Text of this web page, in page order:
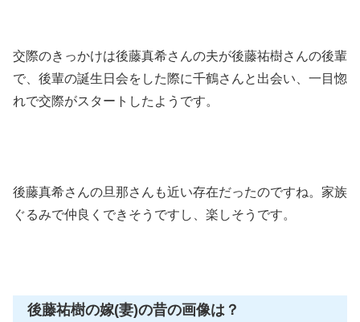
交際のきっかけは後藤真希さんの夫が後藤祐樹さんの後輩
で、後輩の誕生日会をした際に千鶴さんと出会い、一目惚
れで交際がスタートしたようです。
後藤真希さんの旦那さんも近い存在だったのですね。家族
ぐるみで仲良くできそうですし、楽しそうです。
後藤祐樹の嫁(妻)の昔の画像は？